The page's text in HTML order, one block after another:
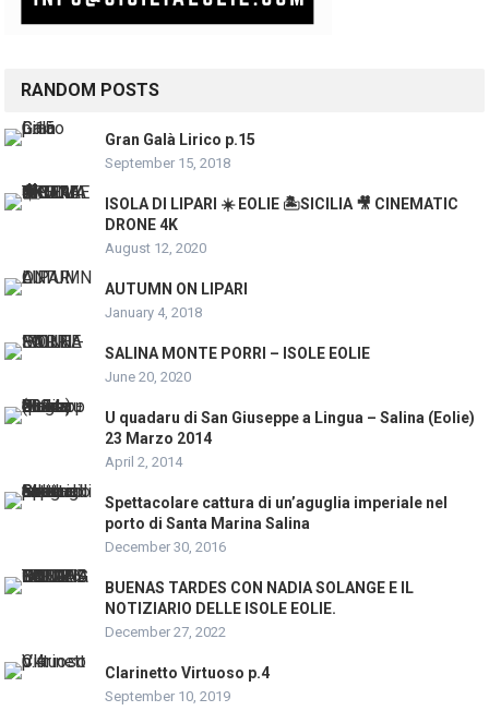
RANDOM POSTS
Gran Galà Lirico p.15
September 15, 2018
ISOLA DI LIPARI ☀️ EOLIE 🏝SICILIA 🎥 CINEMATIC
DRONE 4K
August 12, 2020
AUTUMN ON LIPARI
January 4, 2018
SALINA MONTE PORRI – ISOLE EOLIE
June 20, 2020
U quadaru di San Giuseppe a Lingua – Salina (Eolie)
23 Marzo 2014
April 2, 2014
Spettacolare cattura di un’aguglia imperiale nel
porto di Santa Marina Salina
December 30, 2016
BUENAS TARDES CON NADIA SOLANGE E IL
NOTIZIARIO DELLE ISOLE EOLIE.
December 27, 2022
Clarinetto Virtuoso p.4
September 10, 2019